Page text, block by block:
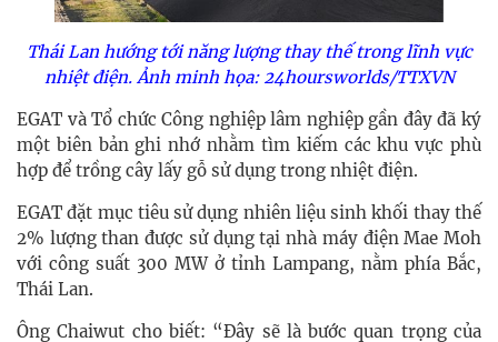
Thái Lan hướng tới năng lượng thay thế trong lĩnh vực
nhiệt điện. Ảnh minh họa: 24hoursworlds/TTXVN
EGAT và Tổ chức Công nghiệp lâm nghiệp gần đây đã ký
một biên bản ghi nhớ nhằm tìm kiếm các khu vực phù
hợp để trồng cây lấy gỗ sử dụng trong nhiệt điện.
EGAT đặt mục tiêu sử dụng nhiên liệu sinh khối thay thế
2% lượng than được sử dụng tại nhà máy điện Mae Moh
với công suất 300 MW ở tỉnh Lampang, nằm phía Bắc,
Thái Lan.
Ông Chaiwut cho biết: “Đây sẽ là bước quan trọng của